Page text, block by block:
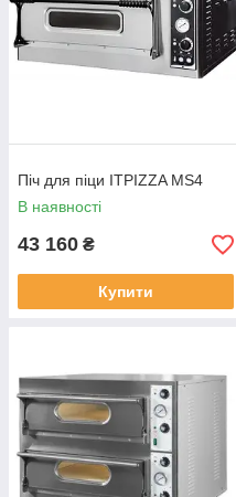
Піч для піци ITPIZZA MS4
В наявності
43 160 ₴
Купити